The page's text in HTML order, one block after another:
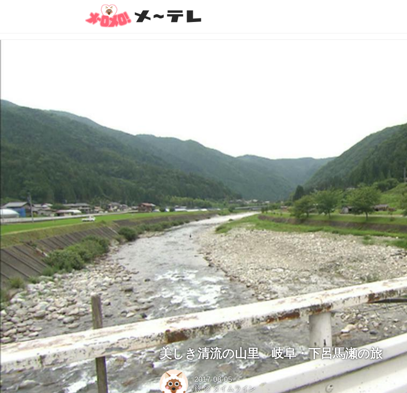
美しき清流の山里 岐阜・下呂馬瀬の旅
2017-08-05
旅@タイムライン